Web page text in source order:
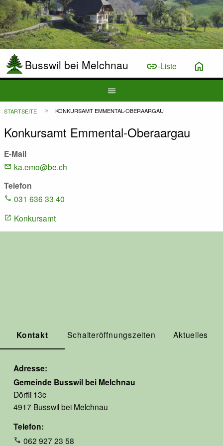
Busswil bei Melchnau link-Liste home
Hauptnavigation
Top
Bar
menu
Pfadnavigation
STARTSEITE KONKURSAMT EMMENTAL-OBERAARGAU
Konkursamt Emmental-Oberaargau
E-Mail
ka.emo@be.ch
Telefon
031 636 33 40
Konkursamt
Kontakt Schalteröffnungszeiten Aktuelles
Adresse
Gemeinde Busswil bei Melchnau
Dörfli 13c
4917 Busswil bei Melchnau
Telefon
062 927 23 58